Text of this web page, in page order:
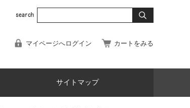
マイページへログイン カートをみる
サイトマップ